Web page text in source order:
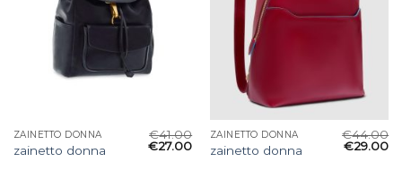
ZAINETTO DONNA
zainetto donna
€41.00
€27.00
ZAINETTO DONNA
zainetto donna
€44.00
€29.00